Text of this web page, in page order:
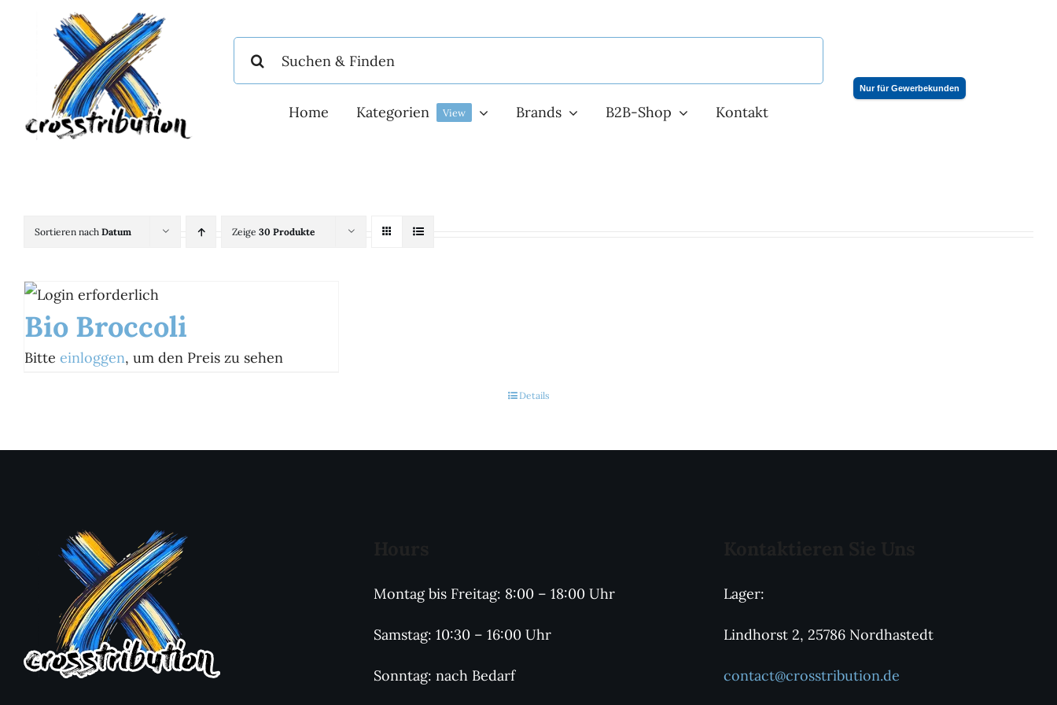
Home
Kategorien View Brands B2B-Shop Kontakt
Nur für Gewerbekunden
Sortieren nach Datum Zeige 30 Produkte
Bio Broccoli
Bitte einloggen, um den Preis zu sehen
Details
Montag bis Freitag: 8:00 – 18:00 Uhr
Samstag: 10:30 – 16:00 Uhr
Sonntag: nach Bedarf
Lager:
Lindhorst 2, 25786 Nordhastedt
contact@crosstribution.de